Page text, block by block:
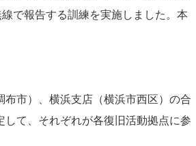
で報告する訓練を実施しました。本
市）、横浜支店（横浜市西区）の合
て、それぞれが各復旧活動拠点に参